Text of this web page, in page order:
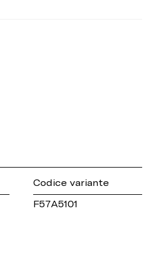
Codice variante
F57A5101